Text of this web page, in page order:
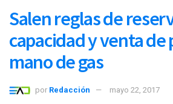
Salen reglas de
capacidad y venta de
mano de gas
por Redacción mayo 22, 2017